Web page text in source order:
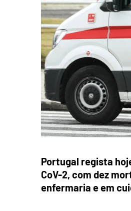
Portugal regista
CoV-2, com dez
enfermaria e em